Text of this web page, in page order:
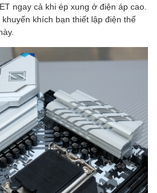
ngay cả khi ép xung ở điện áp cao.
khích bạn thiết lập điện thế